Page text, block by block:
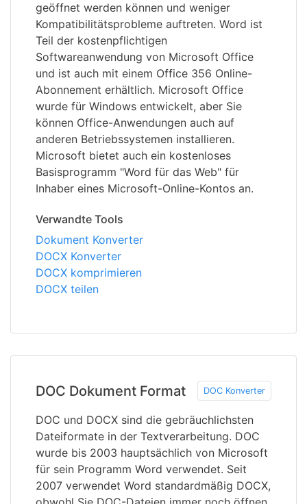
geöffnet werden können und weniger
Kompatibilitätsprobleme auftreten. Word ist
Teil der kostenpflichtigen
Softwareanwendung von Microsoft Office
und ist auch mit einem Office 356 Online-
Abonnement erhältlich. Microsoft Office
wurde für Windows entwickelt, aber Sie
können Office-Anwendungen auch auf
anderen Betriebssystemen installieren.
Microsoft bietet auch ein kostenloses
Basisprogramm "Word für das Web" für
Inhaber eines Microsoft-Online-Kontos an.
Verwandte Tools
Dokument Konverter
DOCX Konverter
DOCX komprimieren
DOCX teilen
DOC Dokument Format DOC Konverter
DOC und DOCX sind die gebräuchlichsten
Dateiformate in der Textverarbeitung. DOC
wurde bis 2003 hauptsächlich von Microsoft
für sein Programm Word verwendet. Seit
2007 verwendet Word standardmäßig DOCX,